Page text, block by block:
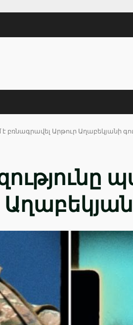
Արթուր Աղաբեկյանի